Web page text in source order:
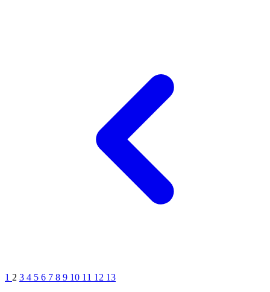
1 2 3 4 5 6 7 8 9 10 11 12 13